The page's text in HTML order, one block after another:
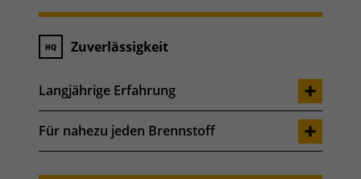
Zuverlässigkeit
Langjährige Erfahrung
Für nahezu jeden Brennstoff